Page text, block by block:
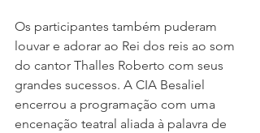
Os participantes também puderam
louvar e adorar ao Rei dos reis ao som
do cantor Thalles Roberto com seus
grandes sucessos. A CIA Besaliel
encerrou a programação com uma
encenação teatral aliada à palavra de